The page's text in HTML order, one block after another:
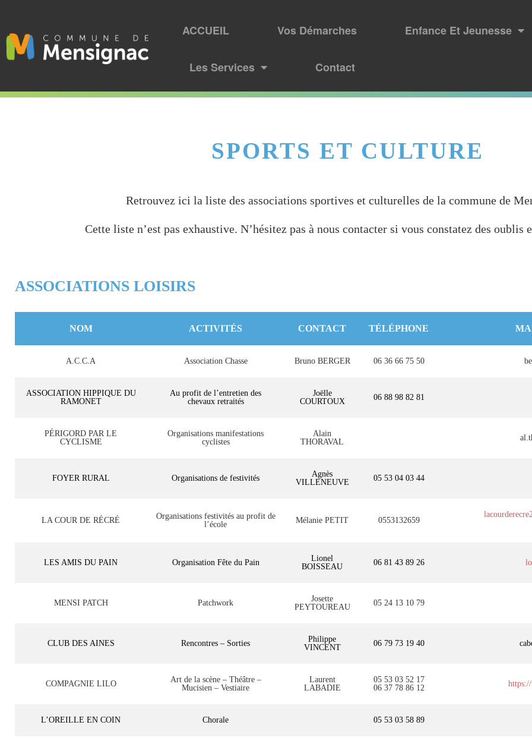
ACCUEIL Vos Démarches Enfance Et Jeunesse
Les Services Contact
SPORTS ET CULTURE
Retrouvez ici la liste des associations sportives et culturelles de la commune de
Cette liste n’est pas exhaustive. N’hésitez pas à nous contacter si vous constatez des oublis
ASSOCIATIONS LOISIRS
NOM ACTIVITÉS CONTACT TÉLÉPHONE
A.C.C.A Association Chasse Bruno BERGER 06 36 66 75 50
ASSOCIATION HIPPIQUE DU
RAMONET
Au profit de l’entretien des
chevaux retraités
Joëlle
COURTOUX
06 88 98 82 81
PÉRIGORD PAR LE
CYCLISME
Organisations manifestations
cyclistes
Alain
THORAVAL
FOYER RURAL Organisations de festivités
Agnès
VILLENEUVE
05 53 04 03 44
LA COUR DE RÉCRÉ
Organisations festivités au profit de
l’école
Mélanie PETIT 0553132659
LES AMIS DU PAIN Organisation Fête du Pain
Lionel
BOISSEAU
06 81 43 89 26
MENSI PATCH Patchwork
Josette
PEYTOUREAU
05 24 13 10 79
CLUB DES AINES Rencontres – Sorties
Philippe
VINCENT
06 79 73 19 40
COMPAGNIE LILO
Art de la scène – Théâtre –
Mucisien – Vestiaire
Laurent
LABADIE
05 53 03 52 17
06 37 78 86 12
L’OREILLE EN COIN Chorale 05 53 03 58 89